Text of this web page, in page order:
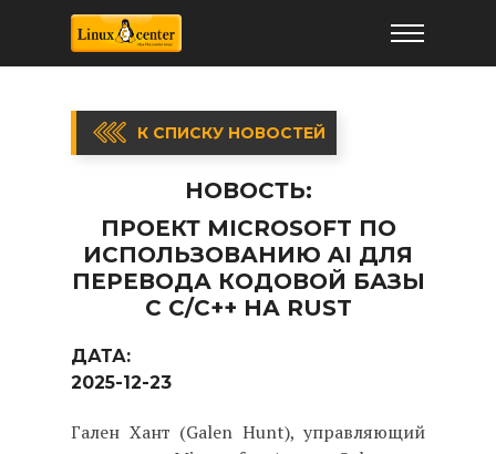
К СПИСКУ НОВОСТЕЙ
НОВОСТЬ:
ПРОЕКТ MICROSOFT ПО
ИСПОЛЬЗОВАНИЮ AI ДЛЯ
ПЕРЕВОДА КОДОВОЙ БАЗЫ
С C/C++ НА RUST
ДАТА:
2025-12-23
Гален Хант (Galen Hunt), управляющий